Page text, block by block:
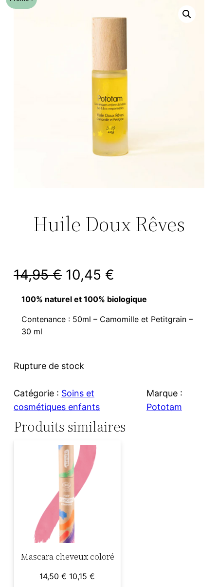
Huile Doux Rêves
14,95€ L
e
p
i
i
n
i
t
i
a
l
é
t
10,45 €
e
p
c
100% naturel et 100% biologique
Contenance : 50ml – Camomille et Petitgrain –
30 ml
Rupture de stock
Catégorie : Soins et
cosmétiques enfants
Marque :
Pototam
Produits similaires
Mascara cheveux coloré
14,50€ Le
10,15 €